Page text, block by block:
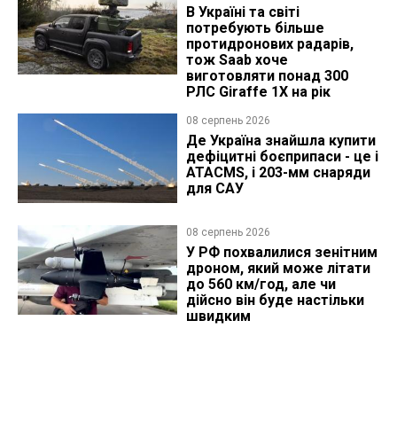
В Україні та світі
потребують більше
протидронових радарів,
тож Saab хоче
виготовляти понад 300
РЛС Giraffe 1X на рік
08 серпень 2026
Де Україна знайшла купити
дефіцитні боєприпаси - це і
ATACMS, і 203-мм снаряди
для САУ
08 серпень 2026
У РФ похвалилися зенітним
дроном, який може літати
до 560 км/год, але чи
дійсно він буде настільки
швидким